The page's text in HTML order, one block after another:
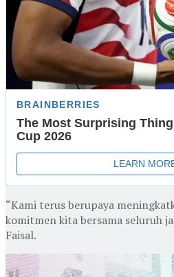
“Kami terus berupaya
komitmen kita bersama seluruh
Faisal.